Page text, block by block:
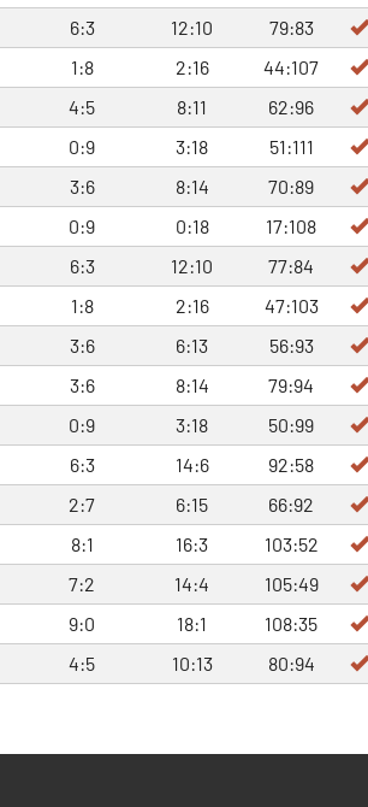
6:3 12:10 79:83
1:8 2:16 44:107
4:5 8:11 62:96
0:9 3:18 51:111
3:6 8:14 70:89
0:9 0:18 17:108
6:3 12:10 77:84
1:8 2:16 47:103
3:6 6:13 56:93
3:6 8:14 79:94
0:9 3:18 50:99
6:3 14:6 92:58
2:7 6:15 66:92
8:1 16:3 103:52
7:2 14:4 105:49
9:0 18:1 108:35
4:5 10:13 80:94